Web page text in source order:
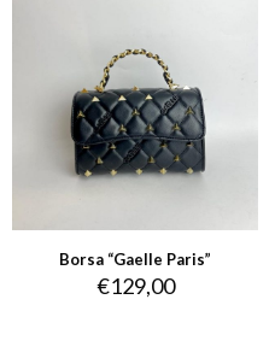
Borsa “Gaelle Paris”
€129,00